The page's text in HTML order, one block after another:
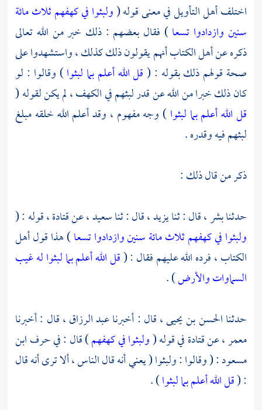
اختلف أهل التأويل في معنى قوله (ولبثوا في كهفهم ثلاث مائة
سنين وازدادوا تسعا) فقال بعضهم : ذلك خبر من الله تعالى
ذكره عنأهل الكتابأنهم يقولون ذلك كذلك ، واستشهدوا على
صحة قولهم ذلك بقوله : (قل الله أعلم بما لبثوا) وقالوا : لو
كان ذلك خبرا من الله عن قدر لبثهم في الكهف ، لم يكن لقوله (
قل الله أعلم بما لبثوا) وجه مفهوم ، وقد أعلم الله خلقه مبلغ
لبثهم فيه وقدره .
ذكر من قال ذلك :
حدثنابشر ،قال : ثنايزيد ،قال : ثناسعيد ،عنقتادة، قوله : (
ولبثوا في كهفهم ثلاث مائة سنين وازدادوا تسعا) هذا قول أهل
الكتاب ، فرده الله عليهم فقال : (قل الله أعلم بما لبثوا له غيب
السماوات والأرض) .
حدثناالحسن بن يحيى ،قال : أخبرناعبد الرزاق ،قال : أخبرنا
معمر ،عنقتادةفي قوله (ولبثوا في كهفهم) قال : في حرفابن
مسعود: ( وقالوا : ولبثوا ( يعني أنه قال الناس ، ألا ترى أنه قال
: (قل الله أعلم بما لبثوا) .